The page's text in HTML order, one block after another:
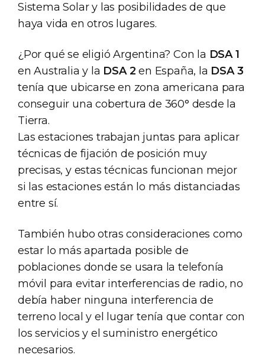
Sistema Solar y las posibilidades de que
haya vida en otros lugares.
¿Por qué se eligió Argentina? Con la DSA 1
en Australia y la DSA 2 en España, la DSA 3
tenía que ubicarse en zona americana para
conseguir una cobertura de 360° desde la
Tierra.
Las estaciones trabajan juntas para aplicar
técnicas de fijación de posición muy
precisas, y estas técnicas funcionan mejor
si las estaciones están lo más distanciadas
entre sí.
También hubo otras consideraciones como
estar lo más apartada posible de
poblaciones donde se usara la telefonía
móvil para evitar interferencias de radio, no
debía haber ninguna interferencia de
terreno local y el lugar tenía que contar con
los servicios y el suministro energético
necesarios.